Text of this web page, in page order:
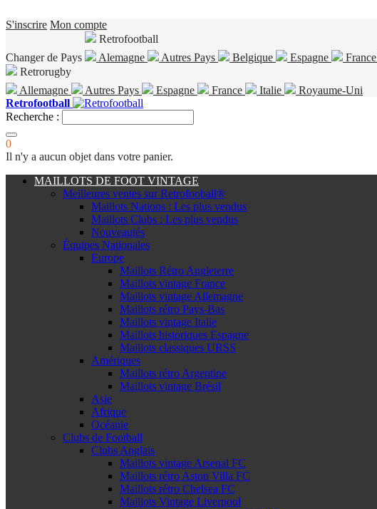
S'inscrire Mon compte
Changer de Pays
Retrofootball
Alemagne
Autres Pays Belgique Espagne France
Retrorugby
Allemagne
Autres Pays Espagne France Italie
Royaume-Uni
Retrofootball
Recherche :
0
Il n'y a aucun objet dans votre panier.
MAILLOTS DE FOOT VINTAGE
Meilleures ventes sur Retrofooball®
Maillots Nations : Les plus vendus
Maillots Clubs : Les plus vendus
Nouveautés
Équipes Nationales
Europe
Maillots Rétro Angleterre
Maillots vintage France
Maillots vintage Allemagne
Maillots rétro Pays-Bas
Maillots vintage Italie
Maillots historiques Espagne
Maillots classiques URSS
Amériques
Maillots rétro Argentine
Maillots vintage Brésil
Asie
Afrique
Océanie
Clubs de Football
Clubs Anglais
Maillots vintage Arsenal FC
Maillots rétro Aston Villa FC
Maillots rétro Chelsea FC
Maillots Vintage Liverpool